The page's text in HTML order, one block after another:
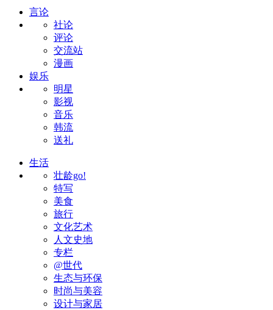
言论
社论
评论
交流站
漫画
娱乐
明星
影视
音乐
韩流
送礼
生活
壮龄go!
特写
美食
旅行
文化艺术
人文史地
专栏
@世代
生态与环保
时尚与美容
设计与家居